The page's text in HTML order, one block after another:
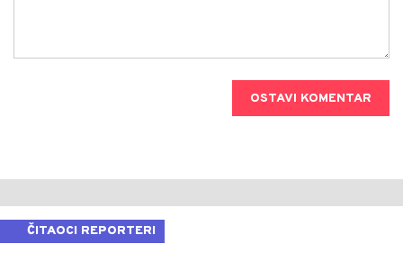
OSTAVI KOMENTAR
ČITAOCI REPORTERI